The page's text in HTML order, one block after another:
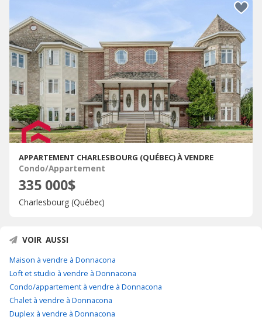
APPARTEMENT CHARLESBOURG (QUÉBEC) À VENDRE
Condo/Appartement
335 000$
Charlesbourg (Québec)
VOIR AUSSI
Maison à vendre à Donnacona
Loft et studio à vendre à Donnacona
Condo/appartement à vendre à Donnacona
Chalet à vendre à Donnacona
Duplex à vendre à Donnacona